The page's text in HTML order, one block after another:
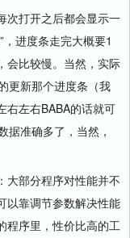
打开之后都会显示一
进度条走完大概要1
会比较慢。当然，实际
更新那个进度条（我
右左右BABA的话就可
准确多了，当然，
部分程序对性能并不
以靠调节参数解决性能
程序里，性价比高的工